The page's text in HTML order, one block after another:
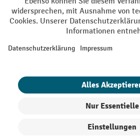
Barrierefreiheit Grounding Page
Alle Preise exkl. gesetzl. Mehrwertsteuer
Nachnahmegebühren, wenn nicht anders
¹ Der Rabatt gilt so lange der Vorrat reicht.
Erstregistrierung für den Newsletter
Tage gültig und kann ab einem Netto-
eingelöst werden. Die Höhe des Rabatts
Arbeitsschutz | 5% auf Werkstatt, Betrieb,